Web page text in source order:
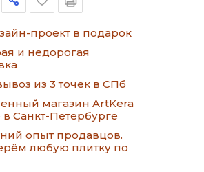
проект в подарок
и недорогая
из 3 точек в СПб
магазин ArtKera
в Санкт-Петербурге
опыт продавцов.
любую плитку по